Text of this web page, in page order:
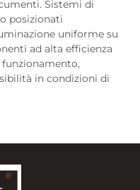
Sistemi di
posizionati
uniforme su
ad alta efficienza
in condizioni di